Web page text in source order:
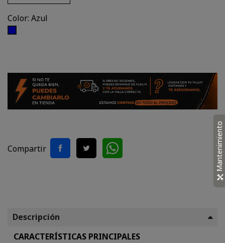
Color: Azul
Compartir
Descripción
CARACTERÍSTICAS PRINCIPALES
Mantenimiento